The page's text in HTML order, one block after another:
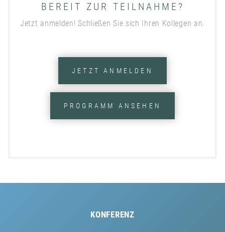
BEREIT ZUR TEILNAHME?
Jetzt anmelden! Schließen Sie sich Ihren Kollegen an.
JETZT ANMELDEN
PROGRAMM ANSEHEN
KONFERENZ